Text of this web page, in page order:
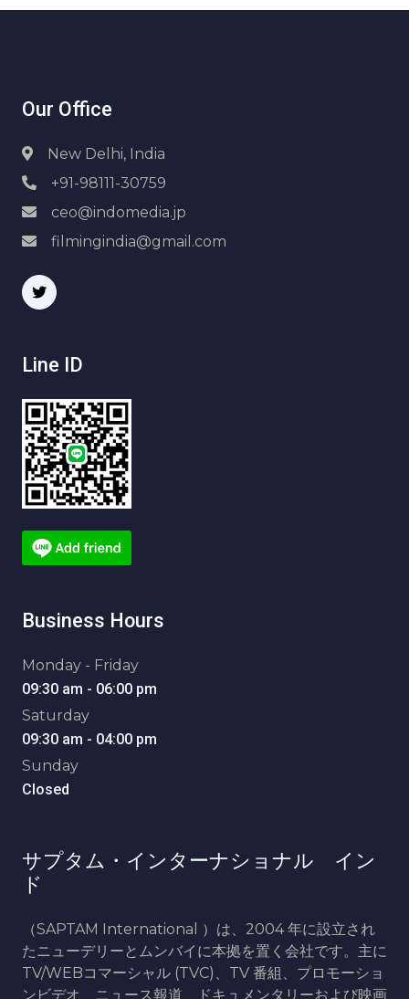
Our Office
New Delhi, India
+91-98111-30759
ceo@indomedia.jp
filmingindia@gmail.com
Line ID
Business Hours
Monday - Friday
09:30 am - 06:00 pm
Saturday
09:30 am - 04:00 pm
Sunday
Closed
サプタム・インターナショナル イン
ド
（SAPTAM International ）は、2004 年に設立され
たニューデリーとムンバイに本拠を置く会社です。主に
TV/WEBコマーシャル (TVC)、TV 番組、プロモーショ
ンビデオ、ニュース報道、ドキュメンタリーおよび映画